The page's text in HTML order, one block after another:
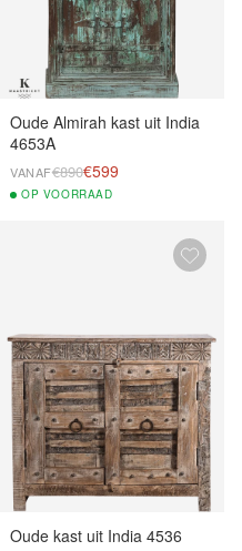
Oude Almirah kast uit India
4653A
VANAF€890€599
OP VOORRAAD
Oude kast uit India 4536